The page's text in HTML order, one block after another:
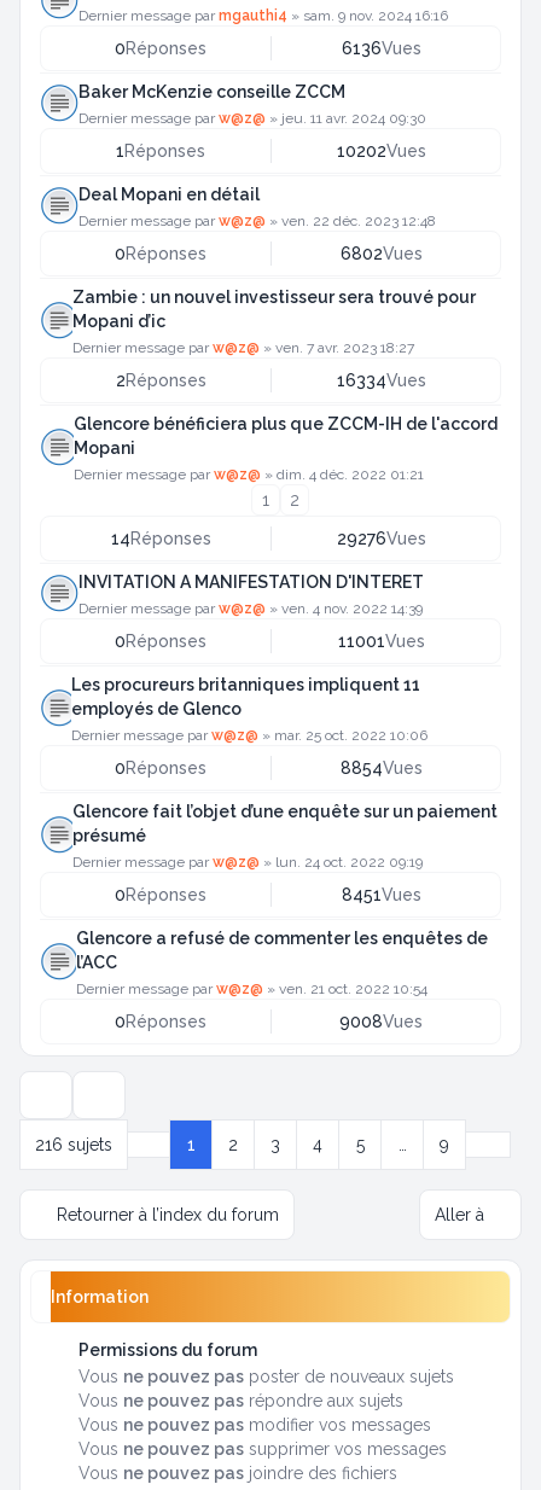
Dernier message parmgauthi4 » sam. 9 nov. 2024 16:16
0Réponses 6136Vues
Baker McKenzie conseille ZCCM
Dernier message parw@z@ » jeu. 11 avr. 2024 09:30
1Réponses 10202Vues
Deal Mopani en détail
Dernier message parw@z@ » ven. 22 déc. 2023 12:48
0Réponses 6802Vues
Zambie : un nouvel investisseur sera trouvé pour
Mopani d’ic
Dernier message parw@z@ »ven. 7 avr. 2023 18:27
2Réponses 16334Vues
Glencore bénéficiera plus que ZCCM-IH de l'accord
Mopani
Dernier message parw@z@ » dim. 4 déc. 2022 01:21
1
2
14Réponses 29276Vues
INVITATION A MANIFESTATION D'INTERET
Dernier message parw@z@ » ven. 4 nov. 2022 14:39
0Réponses 11001Vues
Les procureurs britanniques impliquent 11
employés de Glenco
Dernier message parw@z@ » mar. 25 oct. 2022 10:06
0Réponses 8854Vues
Glencore fait l’objet d’une enquête sur un paiement
présumé
Dernier message parw@z@ » lun. 24 oct. 2022 09:19
0Réponses 8451Vues
Glencore a refusé de commenter les enquêtes de
l’ACC
Dernier message parw@z@ » ven. 21 oct. 2022 10:54
0Réponses 9008Vues
216 sujets
Page 1sur 9
1 2 3 4 5 9
Retourner à l’index du forum Aller à
Information
Permissions du forum
Vous ne pouvez pas poster de nouveaux sujets
Vous ne pouvez pas répondre aux sujets
Vous ne pouvez pas modifier vos messages
Vous ne pouvez pas supprimer vos messages
Vous ne pouvez pas joindre des fichiers